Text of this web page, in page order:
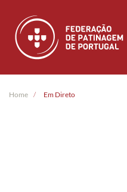
Skip to main content
Home Em Direto